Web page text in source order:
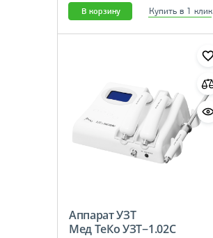
В корзину Купить в 1 клик
Аппарат УЗТ
Мед ТеКо УЗТ−1.02С